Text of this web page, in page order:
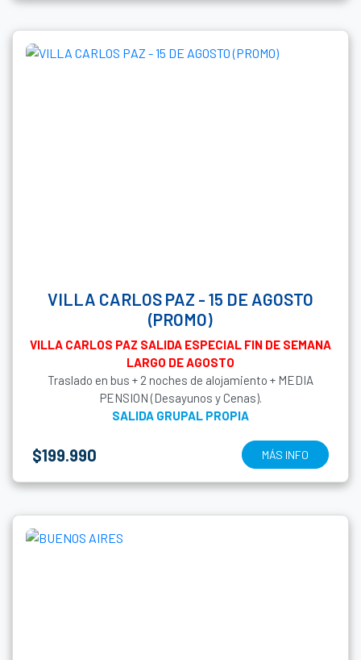
VILLA CARLOS PAZ - 15 DE AGOSTO
(PROMO)
VILLA CARLOS PAZ SALIDA ESPECIAL FIN DE SEMANA
LARGO DE AGOSTO
Traslado en bus + 2 noches de alojamiento + MEDIA
PENSION (Desayunos y Cenas).
SALIDA GRUPAL PROPIA
$199.990 MÁS INFO